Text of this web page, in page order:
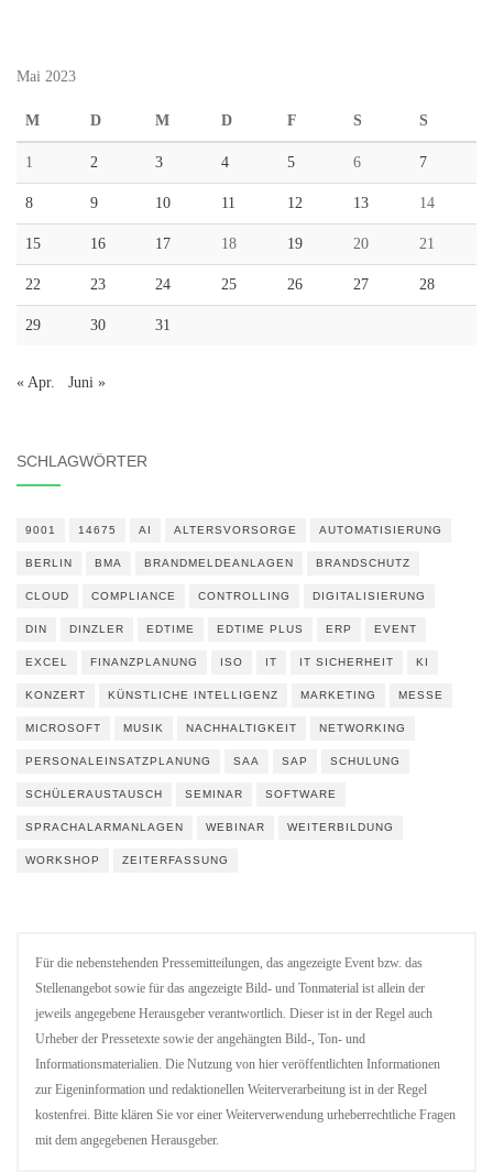
Mai 2023
M D M D F S S
1 2 3 4 5 6 7
8 9 10 11 12 13 14
15 16 17 18 19 20 21
22 23 24 25 26 27 28
29 30 31
« Apr. Juni »
SCHLAGWÖRTER
9001 14675 AI ALTERSVORSORGE AUTOMATISIERUNG
BERLIN BMA BRANDMELDEANLAGEN BRANDSCHUTZ
CLOUD COMPLIANCE CONTROLLING DIGITALISIERUNG
DIN DINZLER EDTIME EDTIME PLUS ERP EVENT
EXCEL FINANZPLANUNG ISO IT IT SICHERHEIT KI
KONZERT KÜNSTLICHE INTELLIGENZ MARKETING MESSE
MICROSOFT MUSIK NACHHALTIGKEIT NETWORKING
PERSONALEINSATZPLANUNG SAA SAP SCHULUNG
SCHÜLERAUSTAUSCH SEMINAR SOFTWARE
SPRACHALARMANLAGEN WEBINAR WEITERBILDUNG
WORKSHOP ZEITERFASSUNG
Für die nebenstehenden Pressemitteilungen, das angezeigte Event bzw. das
Stellenangebot sowie für das angezeigte Bild- und Tonmaterial ist allein der
jeweils angegebene Herausgeber verantwortlich. Dieser ist in der Regel auch
Urheber der Pressetexte sowie der angehängten Bild-, Ton- und
Informationsmaterialien. Die Nutzung von hier veröffentlichten Informationen
zur Eigeninformation und redaktionellen Weiterverarbeitung ist in der Regel
kostenfrei. Bitte klären Sie vor einer Weiterverwendung urheberrechtliche Fragen
mit dem angegebenen Herausgeber.